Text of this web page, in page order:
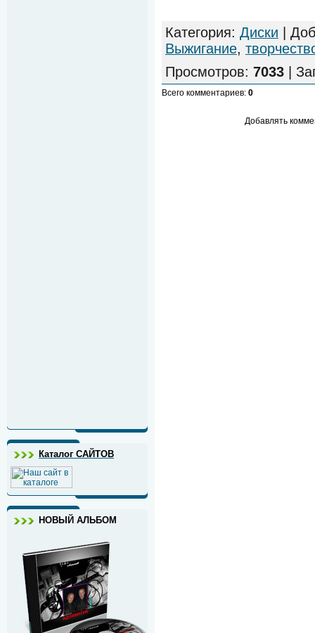
Каталог САЙТОВ
НОВЫЙ АЛЬБОМ
Категория: Диски
Выжигание,
Просмотров: 7033
Всего комментариев: 0
Добавлять